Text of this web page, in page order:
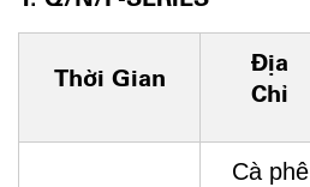
Thời Gian
Địa
Chỉ
Cà phê